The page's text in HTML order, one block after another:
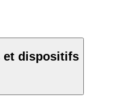
et dispositifs